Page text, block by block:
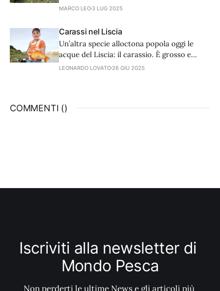
prepotente.
MARCO LEO 3 LUG 2025
Carassi nel Liscia
Un’altra specie alloctona popola oggi le
acque del Liscia: il carassio. È grosso e
variamente colorato ma la pesca non è
LEONARDO LOVATO 26 GIU 2025
COMMENTI ()
Iscriviti alla newsletter di
Mondo Pesca
Non perderti le ultime News e gli articoli più